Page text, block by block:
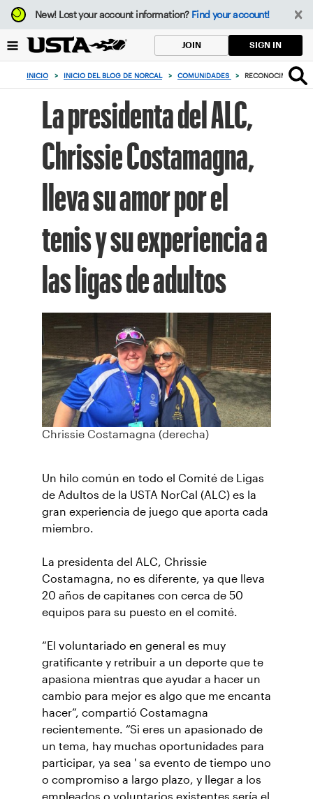
Enfoque
desde
botón
volver
New!Lost your account information? Find your account!
JOIN SIGN IN
INICIO > INICIO DEL BLOG DE NORCAL > COMUNIDADES > RECONOCIMIENTO
La presidenta del ALC,
Chrissie Costamagna,
lleva su amor por el
tenis y su experiencia a
las ligas de adultos
Chrissie Costamagna (derecha)
Un hilo común en todo el Comité de Ligas
de Adultos de la USTA NorCal (ALC) es la
gran experiencia de juego que aporta cada
miembro.
La presidenta del ALC, Chrissie
Costamagna, no es diferente, ya que lleva
20 años de capitanes con cerca de 50
equipos para su puesto en el comité.
“El voluntariado en general es muy
gratificante y retribuir a un deporte que te
apasiona mientras que ayudar a hacer un
cambio para mejor es algo que me encanta
hacer”, compartió Costamagna
recientemente. “Si eres un apasionado de
un tema, hay muchas oportunidades para
participar, ya sea ' sa evento de tiempo uno
o compromiso a largo plazo, y llegar a los
empleados o voluntarios existentes sería el